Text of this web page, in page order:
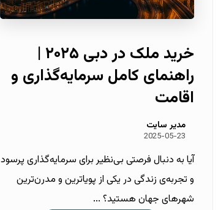
خرید ملک در دبی ۲۰۲۵ |
راهنمای کامل سرمایه‌گذاری و
اقامت
مدیر سایت
2025-05-23
آیا به دنبال فرصتی بی‌نظیر برای سرمایه‌گذاری پرسود
و تجربه‌ی زندگی در یکی از پویاترین و مدرن‌ترین
شهرهای جهان هستید؟ ...